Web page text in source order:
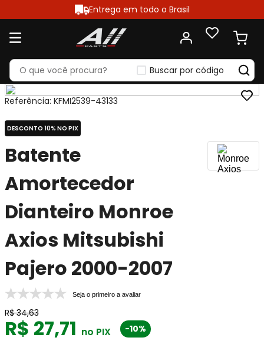
Entrega em todo o Brasil
Buscar por código
Referência: KFMI2539-43133
DESCONTO 10% NO PIX
Batente
Amortecedor
Dianteiro Monroe
Axios Mitsubishi
Pajero 2000-2007
Seja o primeiro a avaliar
R$ 34,63
R$ 27,71 no PIX -10%